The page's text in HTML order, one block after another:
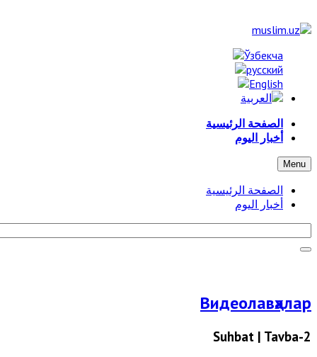
الصفحة الرئيسية
أخبار اليوم
Menu
الصفحة الرئيسية
أخبار اليوم
Видеолавҳалар
2-Suhbat | Tavba